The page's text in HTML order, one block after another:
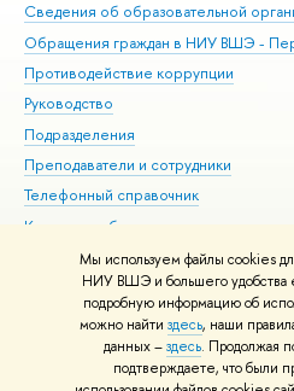
Мы используем файлы cookies
НИУ ВШЭ и большего удобства
подробную информацию об
можно найти здесь, наши
данных –здесь. Продолжая
подтверждаете, что были
Сведения об образовательной
Обращения граждан в НИУ ВШЭ -
Противодействие коррупции
Руководство
Подразделения
Преподаватели и сотрудники
Телефонный справочник
Корпуса и общежития
ВШЭ для студентов с
здоровья и инвалидностью
Единая платежная страница